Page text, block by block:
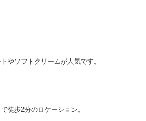
やソフトクリームが人気です。
徒歩2分のロケーション。